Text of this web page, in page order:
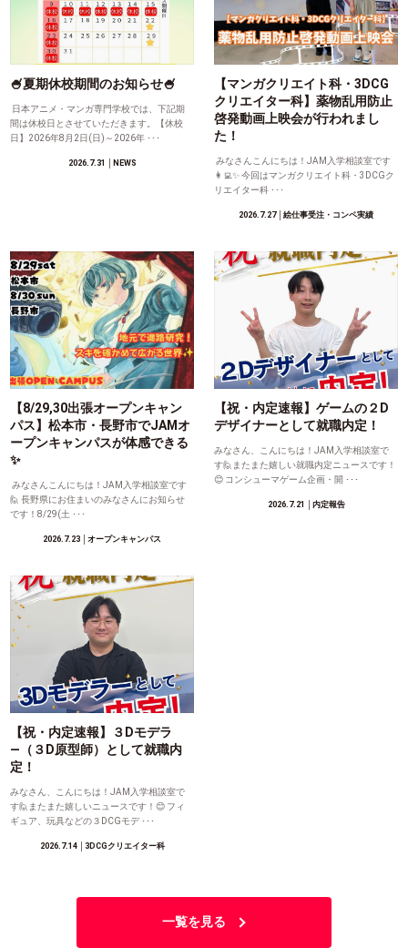
🍧夏期休校期間のお知らせ🍧
日本アニメ・マンガ専門学校では、下記期
間は休校日とさせていただきます。【休校
日】2026年8月2日(日)～2026年 ･･･
2026.7.31 │NEWS
【マンガクリエイト科・3DCG
クリエイター科】薬物乱用防止
啓発動画上映会が行われまし
た！
みなさんこんにちは！JAM入学相談室です
👩‍💻✨ 今回はマンガクリエイト科・3DCGク
リエイター科 ･･･
2026.7.27│絵仕事受注・コンペ実績
【8/29,30出張オープンキャン
パス】松本市・長野市でJAMオ
ープンキャンパスが体感できる
✨
みなさんこんにちは！JAM入学相談室です
🙋 長野県にお住まいのみなさんにお知らせ
です！8/29(土 ･･･
2026.7.23 │オープンキャンパス
【祝・内定速報】ゲームの２D
デザイナーとして就職内定！
みなさん、こんにちは！JAM入学相談室で
す🙋またまた嬉しい就職内定ニュースです！
😊 コンシューマゲーム企画・開 ･･･
2026.7.21 │内定報告
【祝・内定速報】３Dモデラ
―（３D原型師）として就職内
定！
みなさん、こんにちは！JAM入学相談室で
す🙋またまた嬉しいニュースです！😊 フィ
ギュア、玩具などの３DCGモデ ･･･
2026.7.14│3DCGクリエイター科
一覧を見る